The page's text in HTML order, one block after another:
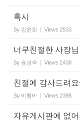
혹시
By 김윤희 Views 2533
너무친절한 사장
By 윤성숙 Views 2438
친절에 감사드려
By 이행아 Views 2398
자유게시판에 없